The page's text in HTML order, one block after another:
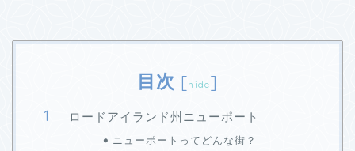
目次 [hide]
ロードアイランド州ニューポート
ニューポートってどんな街？